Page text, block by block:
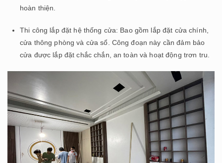
hoàn thiện.
Thi công lắp đặt hệ thống cửa: Bao gồm lắp đặt cửa chính,
cửa thông phòng và cửa sổ. Công đoạn này cần đảm bảo
cửa được lắp đặt chắc chắn, an toàn và hoạt động trơn tru.